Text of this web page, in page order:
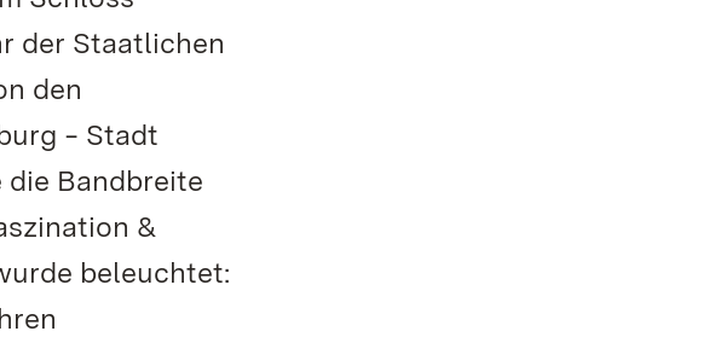
der Staatlichen
den
‒ Stadt
die Bandbreite
&
beleuchtet: